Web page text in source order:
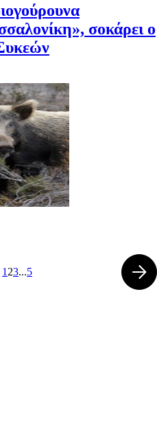
σοκάρει ο
1 23...5